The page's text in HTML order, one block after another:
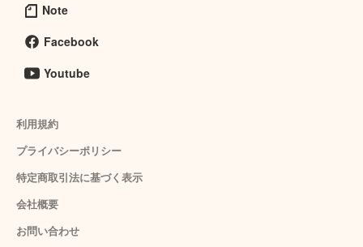
Note
Facebook
Youtube
利用規約
プライバシーポリシー
特定商取引法に基づく表示
会社概要
お問い合わせ